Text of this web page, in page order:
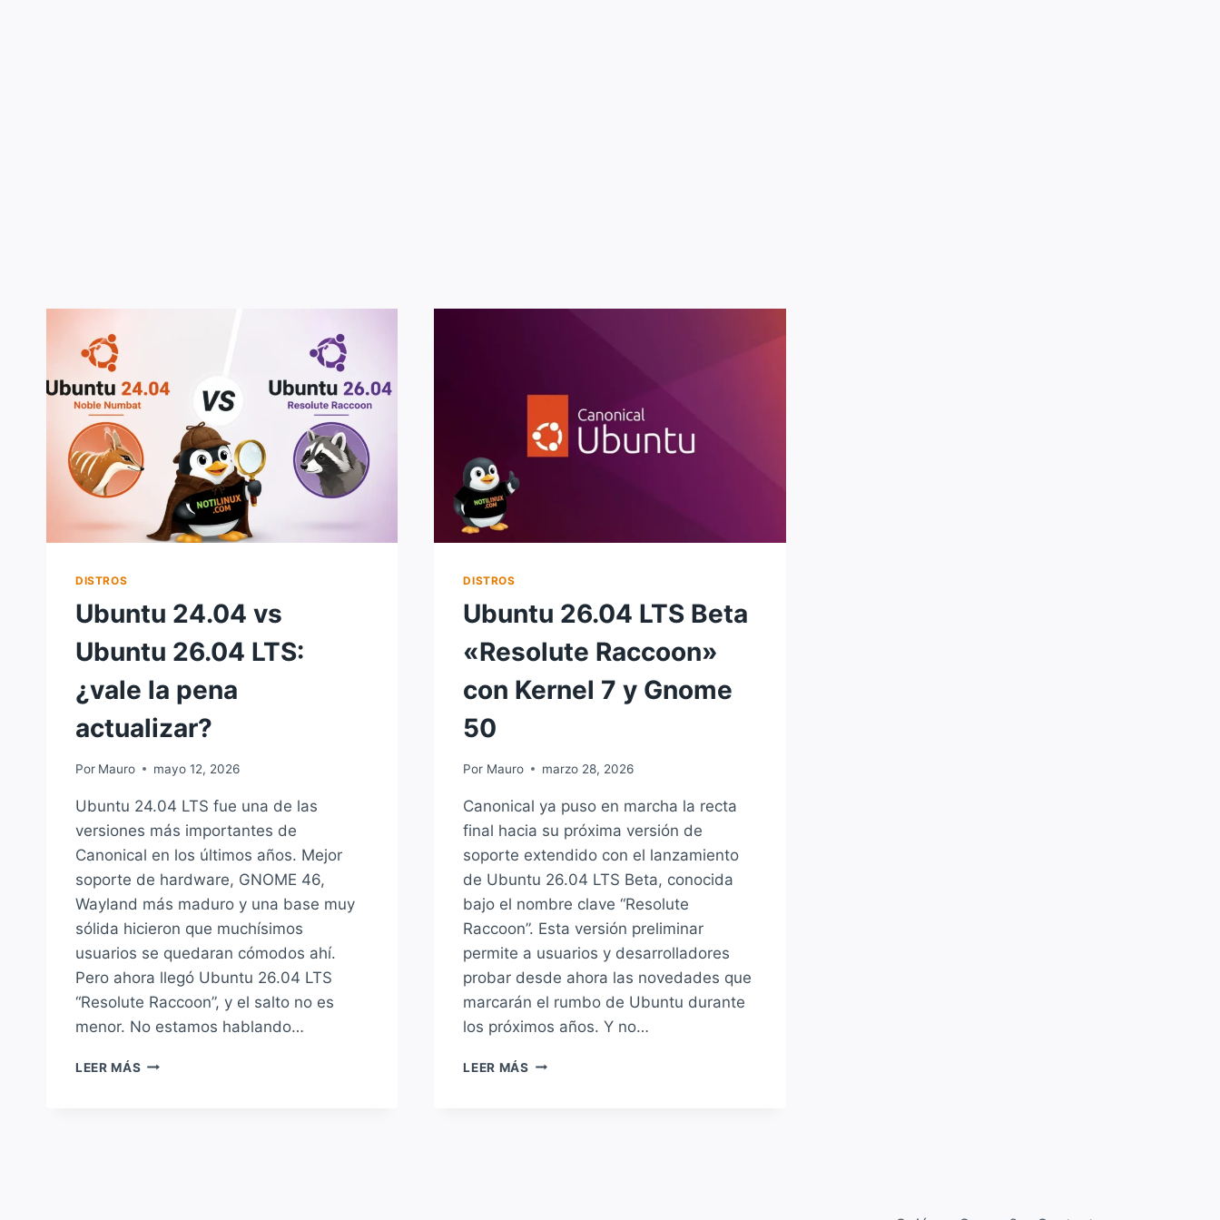
DISTROS
Ubuntu 24.04 vs
Ubuntu 26.04 LTS:
¿vale la pena
actualizar?
Por Mauro mayo 12, 2026
Ubuntu 24.04 LTS fue una de las
versiones más importantes de
Canonical en los últimos años. Mejor
soporte de hardware, GNOME 46,
Wayland más maduro y una base muy
sólida hicieron que muchísimos
usuarios se quedaran cómodos ahí.
Pero ahora llegó Ubuntu 26.04 LTS
“Resolute Raccoon”, y el salto no es
menor. No estamos hablando…
LEER MÁS UBUNTU
DISTROS
Ubuntu 26.04 LTS Beta
«Resolute Raccoon»
con Kernel 7 y Gnome
50
Por Mauro marzo 28, 2026
Canonical ya puso en marcha la recta
final hacia su próxima versión de
soporte extendido con el lanzamiento
de Ubuntu 26.04 LTS Beta, conocida
bajo el nombre clave “Resolute
Raccoon”. Esta versión preliminar
permite a usuarios y desarrolladores
probar desde ahora las novedades que
marcarán el rumbo de Ubuntu durante
los próximos años. Y no…
LEER MÁS UBUNTU